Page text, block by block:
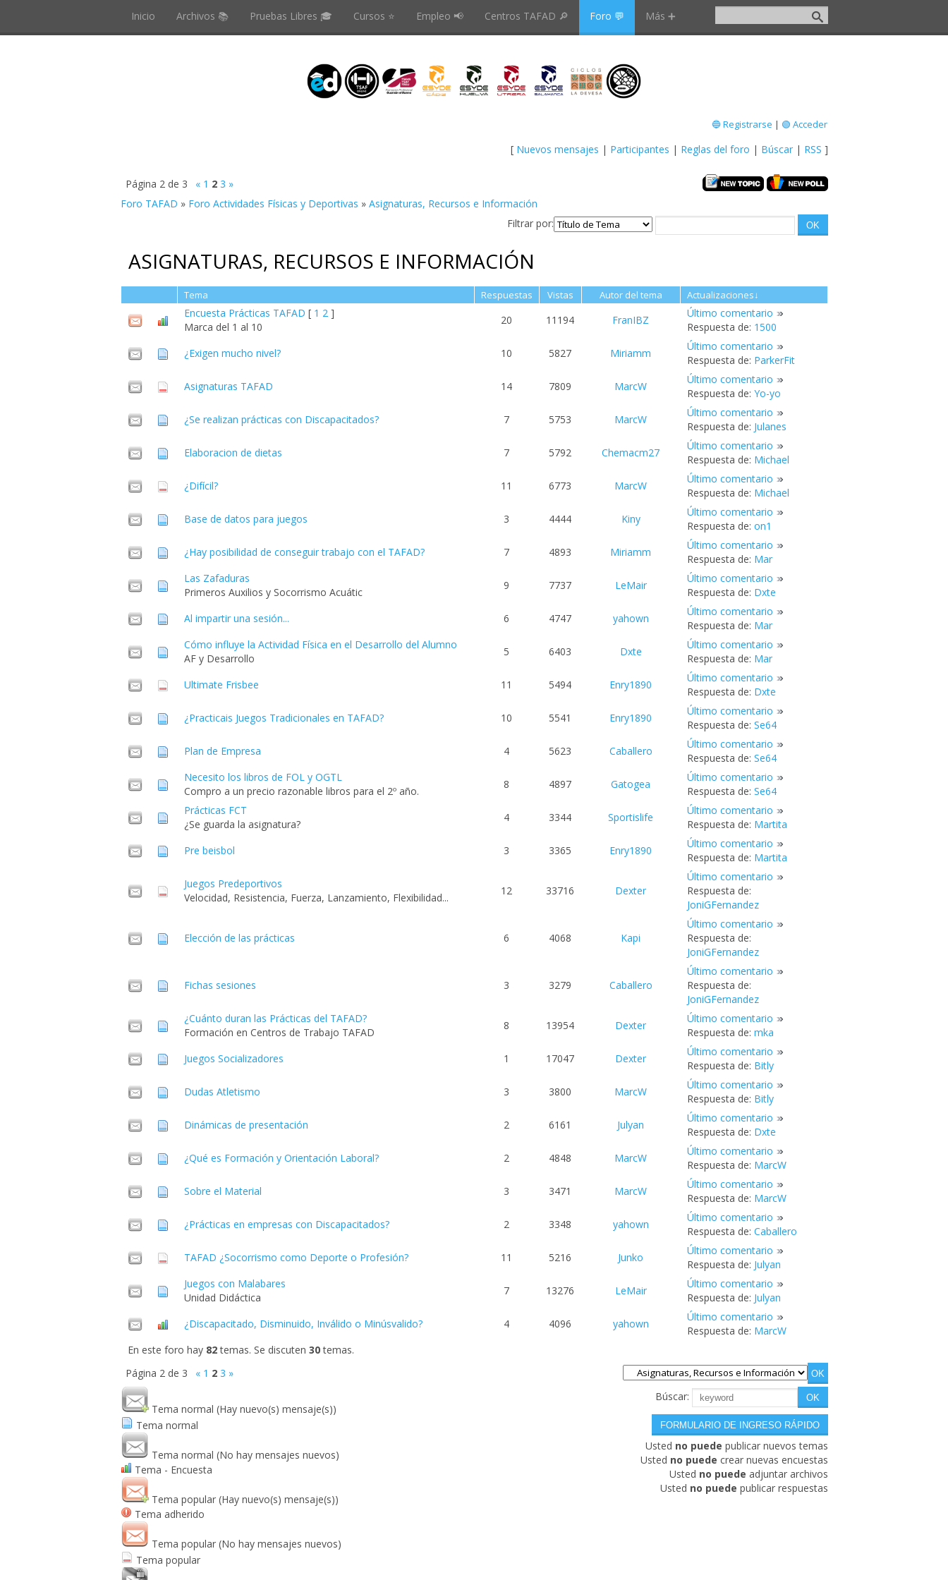
Inicio Archivos 📚 Pruebas Libres 🎓 Cursos ⭐️ Empleo 📢 Centros TAFAD 🔎 Foro 💬 Más ➕
🔵 Registrarse | 🟢 Acceder
[ Nuevos mensajes | Participantes | Reglas del foro | Búscar| RSS ]
Página 2de 3 « 1 2 3 »
Foro TAFAD » Foro Actividades Físicas y Deportivas » Asignaturas, Recursos e Información
Filtrar por:
ASIGNATURAS, RECURSOS E INFORMACIÓN
Tema Respuestas Vistas Autor del tema Actualizaciones↓
Encuesta Prácticas TAFAD [ 1 2]
Marca del 1 al 10
20 11194 FranIBZ
Último comentario
Respuesta de: 1500
¿Exigen mucho nivel?
10 5827 Miriamm
Último comentario
Respuesta de: ParkerFit
Asignaturas TAFAD
14 7809 MarcW
Último comentario
Respuesta de: Yo-yo
¿Se realizan prácticas con Discapacitados?
7 5753 MarcW
Último comentario
Respuesta de: Julanes
Elaboracion de dietas
7 5792 Chemacm27
Último comentario
Respuesta de: Michael
¿Difícil?
11 6773 MarcW
Último comentario
Respuesta de: Michael
Base de datos para juegos
3 4444 Kiny
Último comentario
Respuesta de: on1
¿Hay posibilidad de conseguir trabajo con el TAFAD?
7 4893 Miriamm
Último comentario
Respuesta de: Mar
Las Zafaduras
Primeros Auxilios y Socorrismo Acuátic
9 7737 LeMair
Último comentario
Respuesta de: Dxte
Al impartir una sesión...
6 4747 yahown
Último comentario
Respuesta de: Mar
Cómo influye la Actividad Física en el Desarrollo del Alumno
AF y Desarrollo
5 6403 Dxte
Último comentario
Respuesta de: Mar
Ultimate Frisbee
11 5494 Enry1890
Último comentario
Respuesta de: Dxte
¿Practicais Juegos Tradicionales en TAFAD?
10 5541 Enry1890
Último comentario
Respuesta de: Se64
Plan de Empresa
4 5623 Caballero
Último comentario
Respuesta de: Se64
Necesito los libros de FOL y OGTL
Compro a un precio razonable libros para el 2º año.
8 4897 Gatogea
Último comentario
Respuesta de: Se64
Prácticas FCT
¿Se guarda la asignatura?
4 3344 Sportislife
Último comentario
Respuesta de: Martita
Pre beisbol
3 3365 Enry1890
Último comentario
Respuesta de: Martita
Juegos Predeportivos
Velocidad, Resistencia, Fuerza, Lanzamiento, Flexibilidad...
12 33716 Dexter
Último comentario
Respuesta de:
JoniGFernandez
Elección de las prácticas 6 4068 Kapi
Último comentario
Respuesta de:
JoniGFernandez
Fichas sesiones 3 3279 Caballero
Último comentario
Respuesta de:
JoniGFernandez
¿Cuánto duran las Prácticas del TAFAD?
Formación en Centros de Trabajo TAFAD
8 13954 Dexter
Último comentario
Respuesta de: mka
Juegos Socializadores
1 17047 Dexter
Último comentario
Respuesta de: Bitly
Dudas Atletismo
3 3800 MarcW
Último comentario
Respuesta de: Bitly
Dinámicas de presentación
2 6161 Julyan
Último comentario
Respuesta de: Dxte
¿Qué es Formación y Orientación Laboral?
2 4848 MarcW
Último comentario
Respuesta de: MarcW
Sobre el Material
3 3471 MarcW
Último comentario
Respuesta de: MarcW
¿Prácticas en empresas con Discapacitados?
2 3348 yahown
Último comentario
Respuesta de: Caballero
TAFAD ¿Socorrismo como Deporte o Profesión?
11 5216 Junko
Último comentario
Respuesta de: Julyan
Juegos con Malabares
Unidad Didáctica
7 13276 LeMair
Último comentario
Respuesta de: Julyan
¿Discapacitado, Disminuido, Inválido o Minúsvalido?
4 4096 yahown
Último comentario
Respuesta de: MarcW
En este foro hay 82temas. Se discuten 30temas.
Página 2de 3 « 1 2 3 »
Tema normal (Hay nuevo(s) mensaje(s))
Tema normal
Tema normal (No hay mensajes nuevos)
Tema - Encuesta
Tema popular (Hay nuevo(s) mensaje(s))
Tema adherido
Tema popular (No hay mensajes nuevos)
Tema popular
Búscar:
Usted no puede publicar nuevos temas
Usted no puede crear nuevas encuestas
Usted no puede adjuntar archivos
Usted no puede publicar respuestas